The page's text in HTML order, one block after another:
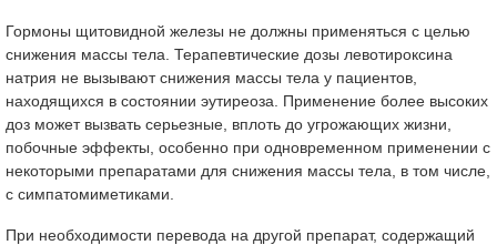
Гормоны щитовидной железы не должны применяться с целью
снижения массы тела. Терапевтические дозы левотироксина
натрия не вызывают снижения массы тела у пациентов,
находящихся в состоянии эутиреоза. Применение более высоких
доз может вызвать серьезные, вплоть до угрожающих жизни,
побочные эффекты, особенно при одновременном применении с
некоторыми препаратами для снижения массы тела, в том числе,
с симпатомиметиками.
При необходимости перевода на другой препарат, содержащий